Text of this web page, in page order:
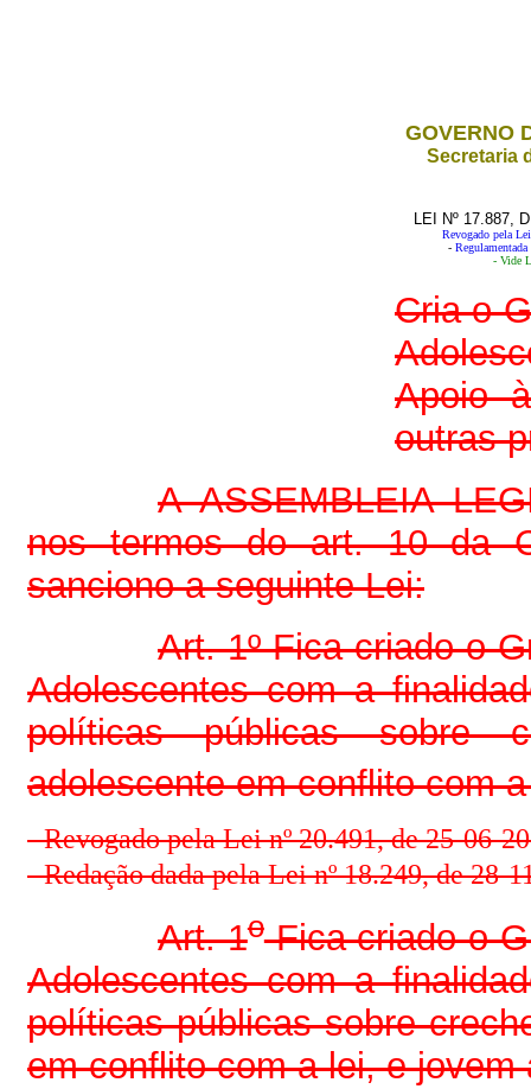
GOVERNO
Secretaria
LEI Nº 17.887,
Revogado pela
-
- Vide
Cria o
Apoio
outras
A ASSEMBLEIA
nos termos do art. 10 da
sanciono a seguinte Lei:
Art. 1º Fica criado o
Adolescentes com a
políticas públicas sobre
adolescente em conflito com
- Revogado pela Lei nº 20.491, de 25-06-
-Redação dada pela Lei nº 18.249, de 28-
Art. 1oFica criado o
Adolescentes com a
políticas públicas sobre
em conflito com a lei, e jovem